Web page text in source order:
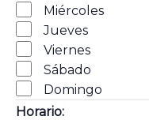
Miércoles
Jueves
Viernes
Sábado
Domingo
Horario: